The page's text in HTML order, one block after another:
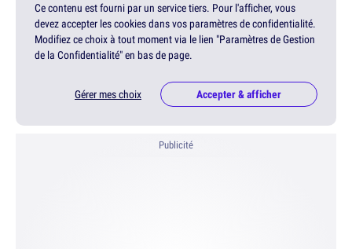
Ce contenu est fourni par un service tiers. Pour l'afficher, vous
devez accepter les cookies dans vos paramètres de confidentialité.
Modifiez ce choix à tout moment via le lien "Paramètres de Gestion
de la Confidentialité" en bas de page.
Gérer mes choix Accepter & afficher
Publicité